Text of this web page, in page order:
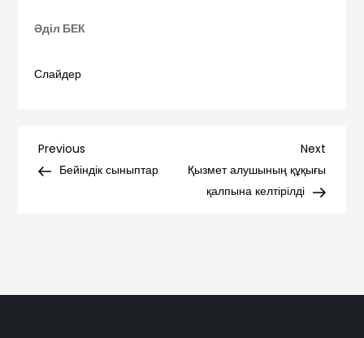
Әділ БЕК
Слайдер
Навигация
Previous
Post
Previous
Бейіндік сыныптар
Next
Post
Next
Қызмет алушының құқығы
қалпына келтірілді